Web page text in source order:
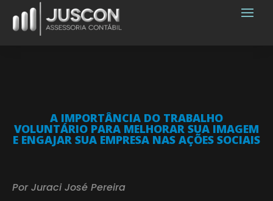
A IMPORTÂNCIA DO TRABALHO
VOLUNTÁRIO PARA MELHORAR SUA IMAGEM
E ENGAJAR SUA EMPRESA NAS AÇÕES SOCIAIS
Por Juraci José Pereira